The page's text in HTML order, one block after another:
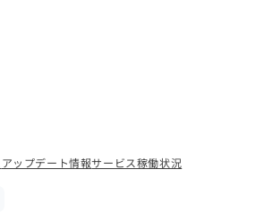
アップデート情報サービス稼働状況